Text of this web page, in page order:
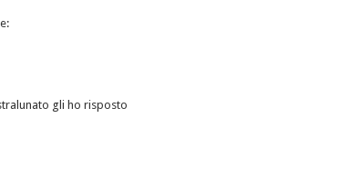
gli ho risposto